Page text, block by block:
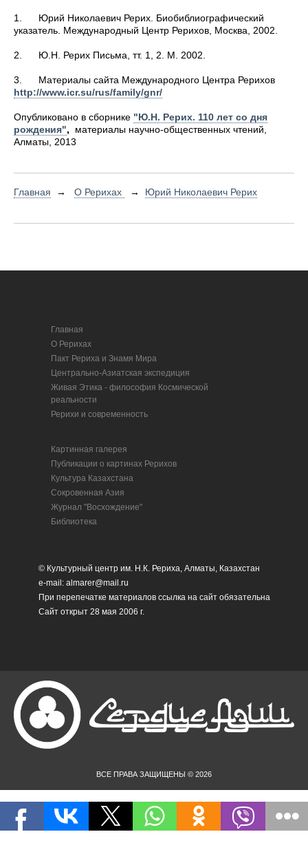
1.
Юрий Николаевич Рерих. Биобиблиографический
указатель. Международный Центр Рерихов, Москва, 2002.
2. Ю.Н. Рерих Письма, тт. 1, 2. М. 2002.
3.
Материалы сайта Международного Центра Рерихов
http://www.icr.su/rus/family/gnr/
Опубликовано в сборнике "Ю.Н. Рерих. 110 лет со дня
рождения", материалы научно-общественных чтений,
Алматы, 2013
Главная → О Рерихах → Юрий Николаевич Рерих
Главная
О Рерихах
Пакт Рериха и Знамя Мира
Центрально-Азиатская экспедиция
Живая Этика - философия Космической
реальности
Рерихи и современность
Картинная галерея
Публикации о картинах Рерихов
Культура Казахстана
Сокровенная Азия
Журнал "Восхождение"
Библиотека
© Культурный центр им. Н.К. Рериха, Алматы, Казахстан
e-mail: almarer@mail.ru
При перепечатке материалов ссылка на сайт обязательна
Сайт открыт 28 мая 2006 г.
ВСЕ ПРАВА ЗАЩИЩЕНЫ © 2026